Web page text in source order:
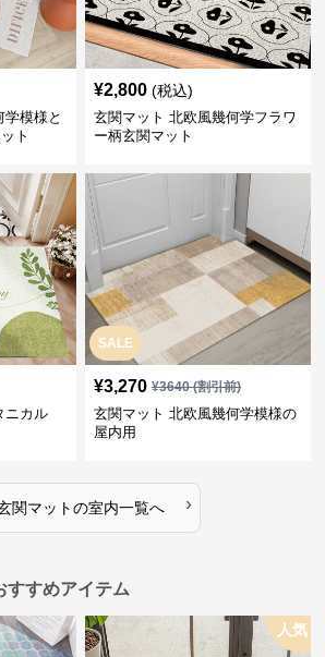
模様と
ト
¥2,800 (税込)
玄関マット 北欧風幾何学フラワ
ー柄玄関マット
ニカル
SALE
¥3,270 ¥3640(割引前)
玄関マット 北欧風幾何学模様の
屋内用
関マットの室内一覧へ ›
すすめアイテム
人気